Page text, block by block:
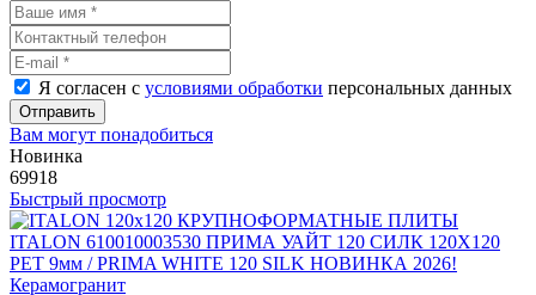
Я согласен с условиями обработки персональных данных
Отправить
Вам могут понадобиться
Новинка
69918
Быстрый просмотр